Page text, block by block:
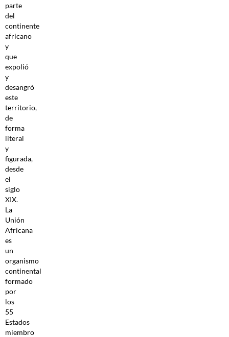
parte
del
continente
africano
y
que
expolió
y
desangró
este
territorio,
de
forma
literal
y
figurada,
desde
el
siglo
XIX.
La
Unión
Africana
es
un
organismo
continental
formado
por
los
55
Estados
miembro